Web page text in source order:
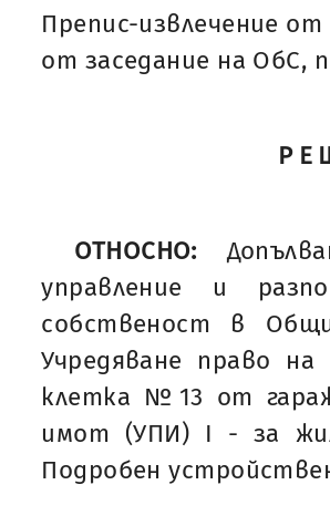
Препис-извлечение
от заседание на ОбС,
ОТНОСНО:
управление и
собственост в
Учредяване право
клетка №13 от
имот (УПИ) I - за
Подробен